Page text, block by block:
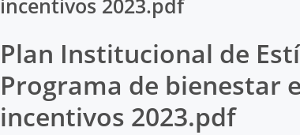
incentivos 2023.pdf
Plan Institucional de
Programa de bienestar e
incentivos 2023.pdf